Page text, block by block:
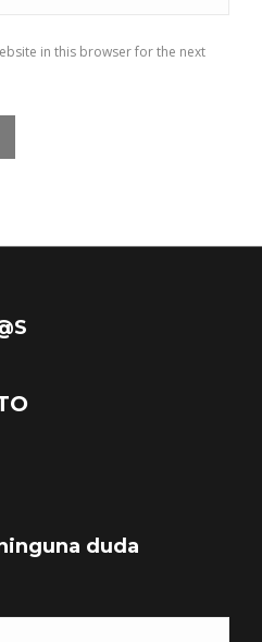
in this browser for the next
duda